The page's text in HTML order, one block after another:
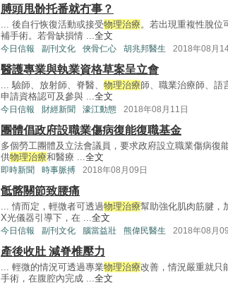
膊頭甩骱托番就冇事？
... 後自行恢復活動或接受物理治療 。若出現重複性脫位
補手術。若骨缺損情 ... 全文
今日信報 副刊文化 俠骨仁心 胡兆邦醫生 2018年08月
醫護專業與執業資格草案呈立會
... 驗師、放射師、脊醫、 物理治療師、職業治療師、語
申請資格認可及參與 ... 全文
今日信報 財經新聞 濠江動態 2018年08月11日
團體倡政府設職業傷病復能復職基金
多個勞工團體及立法會議員，要求政府設立職業傷病復
供物理治療和醫療 ... 全文
即時新聞 時事脈搏 2018年08月09日
骶髂關節致腰痛
... 情而定，輕微者可透過物理治療幫助強化肌肉筋腱，
X光儀器引導下，在 ... 全文
今日信報 副刊文化 腦當益壯 熊偉民醫生 2018年08月
產後收肚 減脊椎壓力
... 輕微的情況可透過專業物理治療改善，情況嚴重就只
手術，在腹腔內完成 ... 全文